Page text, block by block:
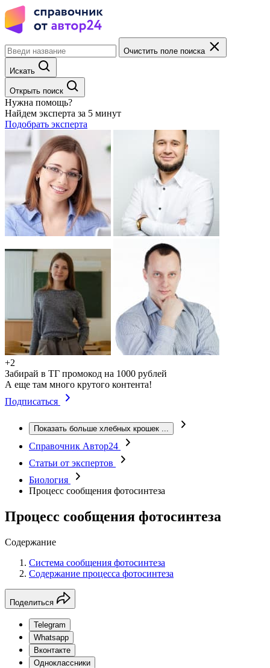
Очистить поле поиска
Искать
Открыть поиск
Нужна помощь?
Найдем эксперта за 5 минут
Подобрать эксперта
+2
Забирай в ТГ промокод на 1000 рублей
А еще там много крутого контента!
Подписаться
Показать больше хлебных крошек ...
Справочник Автор24
Статьи от экспертов
Биология
Процесс сообщения фотосинтеза
Процесс сообщения фотосинтеза
Содержание
Система сообщения фотосинтеза
Содержание процесса фотосинтеза
Поделиться
Telegram
Whatsapp
Вконтакте
Одноклассники